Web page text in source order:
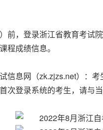
前，登录浙江省教育考试
程成绩信息。
信息网（zk.zjzs.net）：
次登录系统的考生，请与